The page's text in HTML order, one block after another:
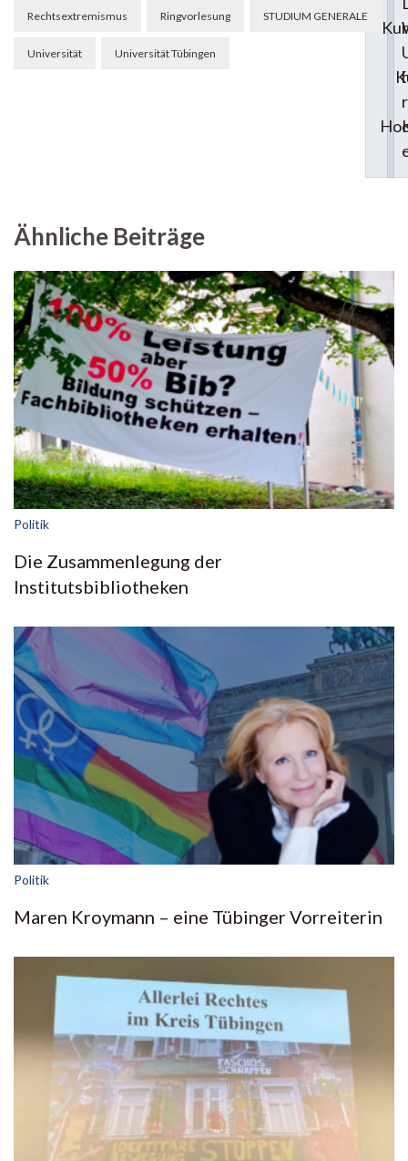
Rechtsextremismus Ringvorlesung STUDIUM GENERALE
Universität Universität Tübingen
Ähnliche Beiträge
Politik
Die Zusammenlegung der
Institutsbibliotheken
Politik
Maren Kroymann – eine Tübinger Vorreiterin